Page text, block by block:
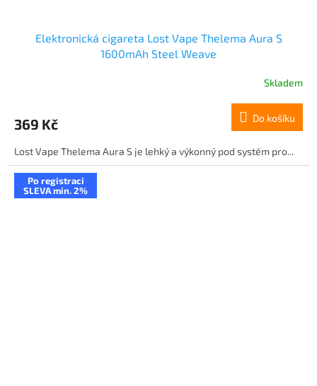
Elektronická cigareta Lost Vape Thelema Aura S
1600mAh Steel Weave
Skladem
369 Kč Do košíku
Lost Vape Thelema Aura S je lehký a výkonný pod systém pro...
Po registraci
SLEVA min. 2%